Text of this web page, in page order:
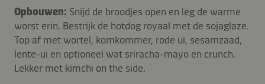
Opbouwen: Snijd de broodjes open en leg de warme
worst erin. Bestrijk de hotdog royaal met de sojaglaze.
Top af met wortel, komkommer, rode ui, sesamzaad,
lente-ui en optioneel wat sriracha-mayo en crunch.
Lekker met kimchi on the side.